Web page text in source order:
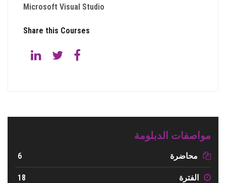
Microsoft Visual Studio
Share this Courses
مواصفات الدبلومة
محاضرة 6
الفترة 18